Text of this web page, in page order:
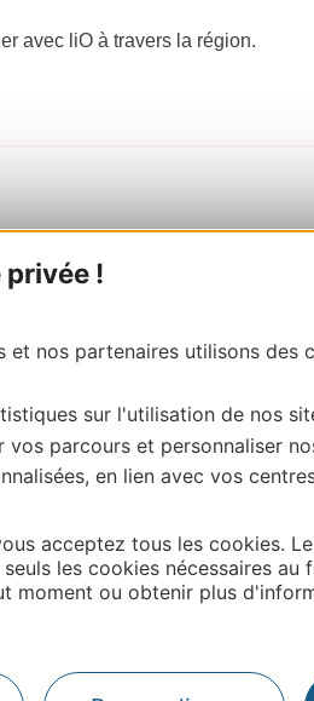
!
et nos partenaires utilisons des
sur l'utilisation de nos
vos parcours et personnaliser
en lien avec vos
acceptez tous les cookies.
les cookies nécessaires au
moment ou obtenir plus
avec liO à travers la région.